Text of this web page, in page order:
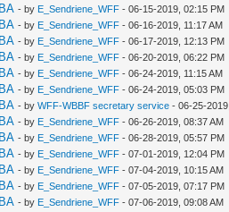
- by E_Sendriene_WFF - 06-15-2019, 02:15 PM
- by E_Sendriene_WFF - 06-16-2019, 11:17 AM
- by E_Sendriene_WFF - 06-17-2019, 12:13 PM
- by E_Sendriene_WFF - 06-20-2019, 06:22 PM
- by E_Sendriene_WFF - 06-24-2019, 11:15 AM
- by E_Sendriene_WFF - 06-24-2019, 05:03 PM
- byWFF-WBBF secretary service - 06-25-
- by E_Sendriene_WFF - 06-26-2019, 08:37 AM
- by E_Sendriene_WFF - 06-28-2019, 05:57 PM
- by E_Sendriene_WFF - 07-01-2019, 12:04 PM
- by E_Sendriene_WFF - 07-04-2019, 10:15 AM
- by E_Sendriene_WFF - 07-05-2019, 07:17 PM
- by E_Sendriene_WFF - 07-06-2019, 09:08 AM